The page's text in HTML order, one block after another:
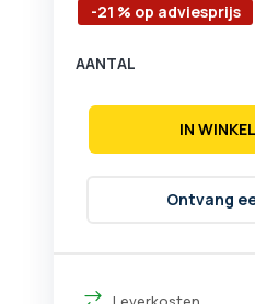
-21 % op adviesprijs
AANTAL
IN
Ontvang